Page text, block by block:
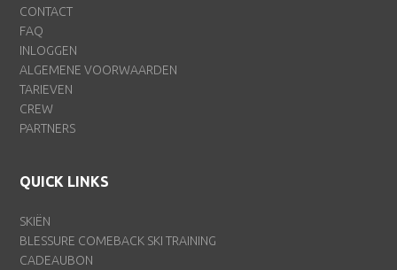
CONTACT
FAQ
INLOGGEN
ALGEMENE VOORWAARDEN
TARIEVEN
CREW
PARTNERS
QUICK LINKS
SKIËN
BLESSURE COMEBACK SKI TRAINING
CADEAUBON